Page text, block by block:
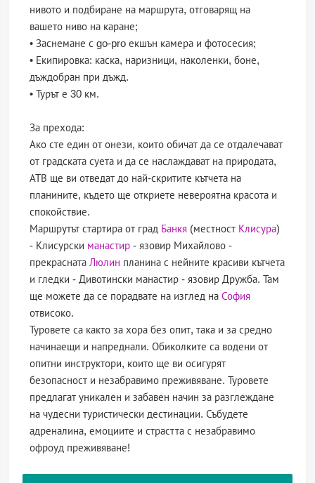
нивото и подбиране на маршрута, отговарящ на
вашето ниво на каране;
• Заснемане с go-pro екшън камера и фотосесия;
• Екипировка: каска, наризници, наколенки, боне,
дъждобран при дъжд.
• Турът е 30 км.
За прехода:
Ако сте един от онези, които обичат да се отдалечават
от градската суета и да се наслаждават на природата,
АТВ ще ви отведат до най-скритите кътчета на
планините, където ще откриете невероятна красота и
спокойствие.
Маршрутът стартира от град Банкя (местност Клисура)
- Клисурски манастир - язовир Михайлово -
прекрасната Люлин планина с нейните красиви кътчета
и гледки - Дивотински манастир - язовир Дружба. Там
ще можете да се порадвате на изглед наСофия
отвисоко.
Туровете са както за хора без опит, така и за средно
начинаещи и напреднали. Обиколките са водени от
опитни инструктори, които ще ви осигурят
безопасност и незабравимо преживяване. Туровете
предлагат уникален и забавен начин за разглеждане
на чудесни туристически дестинации. Събудете
адреналина, емоциите и страстта с незабравимо
офроуд преживяване!